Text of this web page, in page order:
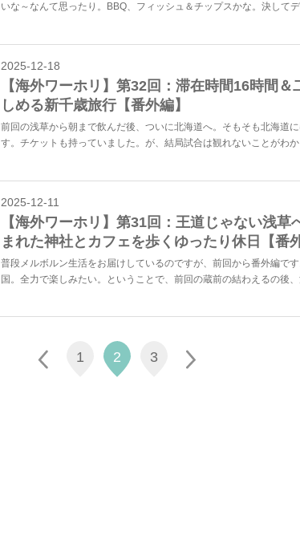
いな～なんて思ったり。BBQ、フィッシュ＆チップスかな。決して
2025-12-18
【海外ワーホリ】第32回：滞在時間16時間＆
しめる新千歳旅行【番外編】
前回の浅草から朝まで飲んだ後、ついに北海道へ。そもそも北海道
す。チケットも持っていました。が、結局試合は観れないことがわか
2025-12-11
【海外ワーホリ】第31回：王道じゃない浅草
まれた神社とカフェを歩くゆったり休日【番
普段メルボルン生活をお届けしているのですが、前回から番外編で
国。全力で楽しみたい。ということで、前回の蔵前の結わえるの後、
1 2 3